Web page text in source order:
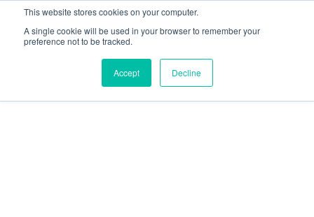
This website stores cookies on your computer.
A single cookie will be used in your browser to remember your
preference not to be tracked.
Accept Decline